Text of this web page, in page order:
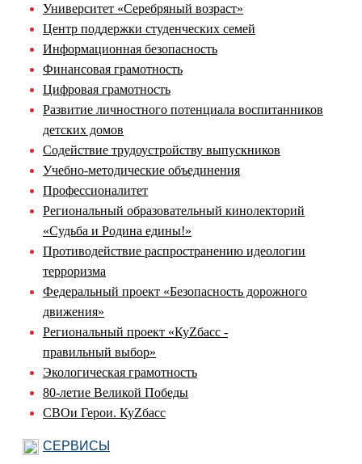
Университет «Серебряный возраст»
Центр поддержки студенческих семей
Информационная безопасность
Финансовая грамотность
Цифровая грамотность
Развитие личностного потенциала воспитанников
детских домов
Содействие трудоустройству выпускников
Учебно-методические объединения
Профессионалитет
Региональный образовательный кинолекторий
«Судьба и Родина едины!»
Противодействие распространению идеологии
терроризма
Федеральный проект «Безопасность дорожного
движения»
Региональный проект «КуZбасс -
правильный выбор»
Экологическая грамотность
80-летие Великой Победы
СВОи Герои. КуZбасс
СЕРВИСЫ